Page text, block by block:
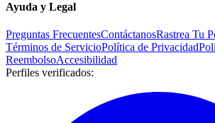
Ayuda y Legal
Preguntas FrecuentesContáctanosRastrea Tu
Términos de ServicioPolítica de Privacidad
ReembolsoAccesibilidad
Perfiles verificados: